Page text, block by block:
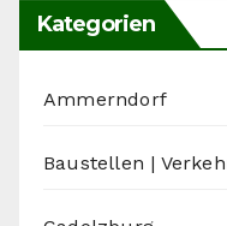
Kategorien
Ammerndorf
Baustellen |